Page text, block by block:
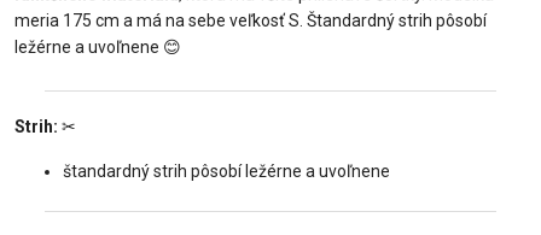
meria 175 cm a má na sebe veľkosť S. Štandardný strih pôsobí
ležérne a uvoľnene 😊
Strih: ✂
štandardný strih pôsobí ležérne a uvoľnene